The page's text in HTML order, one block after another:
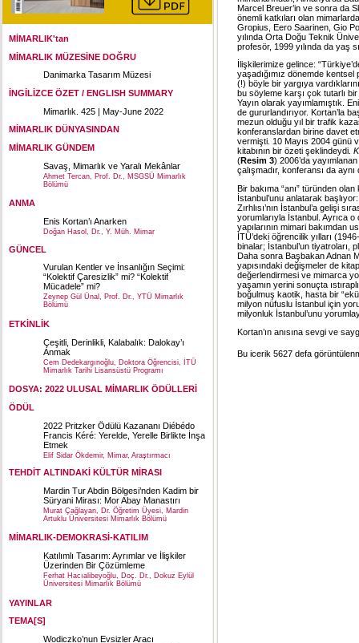
MİMARLIK'tan
MİMARLIK MÜZESİNE DOĞRU
Danimarka Tasarım Müzesi
İNGİLİZCE ÖZET / ENGLISH SUMMARY
Mimarlık. 425 | May-June 2022
MİMARLIK DÜNYASINDAN
MİMARLIK GÜNDEM
Savaş, Mimarlık ve Yaralı Mekânlar
Ahmet Tercan, Prof. Dr., MSGSÜ Mimarlık
Bölümü
ANMA
Enis Kortan’ı Anarken
Doğan Hasol, Dr., Y. Müh. Mimar
GÜNCEL
Vurulan Kentler ve İnsanlığın Seçimi:
“Kolektif Çaresizlik” mi? “Kolektif
Mücadele” mi?
Zeynep Gül Ünal, Prof. Dr., YTÜ Mimarlık
Bölümü
ETKİNLİK
Çeşitli, Derinlikli, Kalabalık: Dalokay’ı
Anmak
Cem Dedekargınoğlu, Doktora Öğrencisi, İTÜ
Mimarlık Tarihi Lisansüstü Programı
DOSYA: 2022 ULUSAL MİMARLIK ÖDÜLLERİ
ÖDÜL
2022 Pritzker Ödülü Kazananı Diébédo
Francis Kéré: Yerelde, Yerelle Birlikte İnşa
Etmek
Elif Sidar Ökdemir, Mimar, Araştırmacı
TEHDİT ALTINDAKİ KÜLTÜR MİRASI
Mardin Tur Abdin Bölgesi’nden Kadim bir
Süryani Mirası: Mor Abay Manastırı
Murat Çağlayan, Dr. Öğretim Üyesi, Mardin
Artuklu Üniversitesi Mimarlık Bölümü
MİMARLIK-DEMOKRASİ-KATILIM
Katılımlı Tasarım: Ayrımlar ve İlişkiler
Üzerinden Bir Çözümleme
Ferhat Hacıalibeyoğlu, Doç. Dr., Dokuz Eylül
Üniversitesi Mimarlık Bölümü
YAYINLAR
TEMA[S]
Wodiczko’nun Evsizler Aracı
Marcel Breuer’in ve sonra da
önemli katkıları olan
Gropius, Eero Saarinen, Gio
yılında Orta Doğu Teknik
profesör, 1999 yılında da yaş
İlişkilerimize gelince:
yaşadığımız dönemde
(!) böyle bir yargıya
bu söyleme karşı çok tutarlı
Yayın olarak yayımlamıştık.
de gururlandırıyor. Kortan’la
mezun olduğu yıl bir trafik
konferanslardan birine davet
vermişti. 10 Mayıs 2004 günü
kitabının bir özeti şeklindeydi.
(Resim 3) 2006’da
çalışmadır, konferansı da
Bir bakıma “anı” türünden
İstanbul’unu anlatarak
Zırhlısı’nın İstanbul’a gelişi
yorumlarıyla İstanbul. Ayrıca
yapılarının mimari bakımdan
İTÜ’deki öğrencilik yılları
binalar; İstanbul’un tiyatroları,
Daha sonra Başbakan Adnan
yapısındaki değişmeler de
değerlendirmesi ve mimarca
yaşamın yerini sonuçta
boğulmuş kaotik, hasta bir
milyon nüfuslu İstanbul için
milyonluk İstanbul’unu
Kortan’ın anısına sevgi ve
Bu icerik 5627 defa